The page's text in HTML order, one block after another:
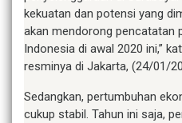
kekuatan dan potensi yang
akan mendorong
Indonesia di awal 2020 ini,”
resminya di Jakarta, (24/01/
Sedangkan, pertumbuhan
cukup stabil. Tahun ini saja,